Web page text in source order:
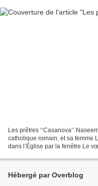
Les prêtres ‘‘Casanova’’
catholique romain, et sa femme
dans l’Église par la fenêtre Le
Hébergé par Overblog